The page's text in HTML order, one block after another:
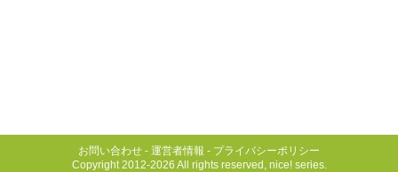
お問い合わせ - 運営者情報 - プライバシーポリシー
Copyright 2012-2026 All rights reserved, nice! series.